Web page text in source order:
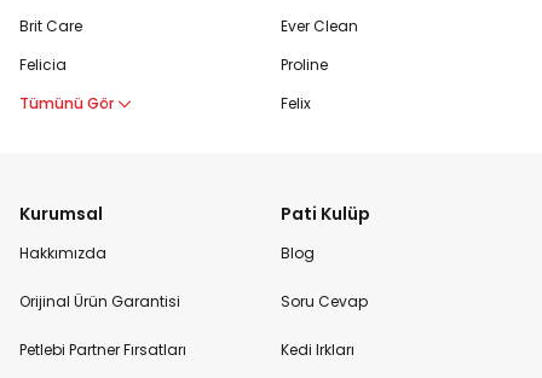
Brit Care
Felicia
Tümünü Gör
Ever Clean
Proline
Felix
Kurumsal
Hakkımızda
Orijinal Ürün Garantisi
Petlebi Partner Fırsatları
Pati Kulüp
Blog
Soru Cevap
Kedi Irkları